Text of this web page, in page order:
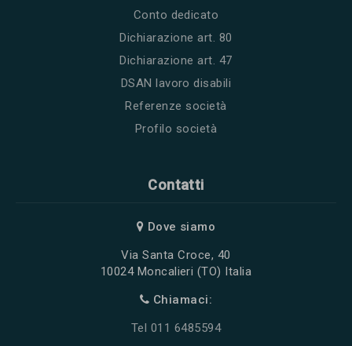
Conto dedicato
Dichiarazione art. 80
Dichiarazione art. 47
DSAN lavoro disabili
Referenze società
Profilo società
Contatti
Dove siamo
Via Santa Croce, 40
10024 Moncalieri (TO) Italia
Chiamaci:
Tel 011 6485594